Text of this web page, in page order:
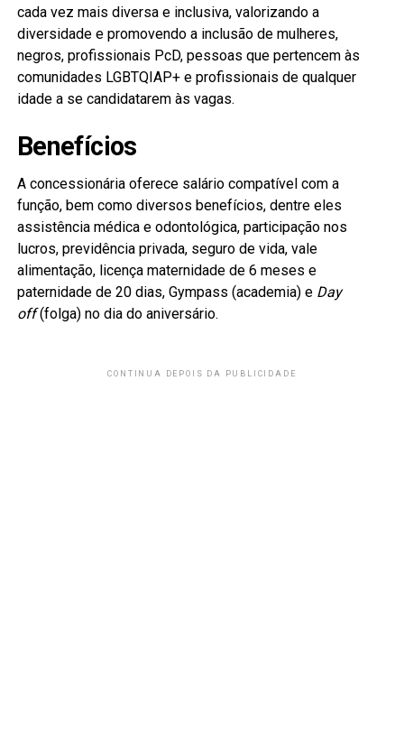
cada vez mais diversa e inclusiva, valorizando a
diversidade e promovendo a inclusão de mulheres,
negros, profissionais PcD, pessoas que pertencem às
comunidades LGBTQIAP+ e profissionais de qualquer
idade a se candidatarem às vagas.
Benefícios
A concessionária oferece salário compatível com a
função, bem como diversos benefícios, dentre eles
assistência médica e odontológica, participação nos
lucros, previdência privada, seguro de vida, vale
alimentação, licença maternidade de 6 meses e
paternidade de 20 dias, Gympass (academia) e Day
off(folga) no dia do aniversário.
CONTINUA DEPOIS DA PUBLICIDADE